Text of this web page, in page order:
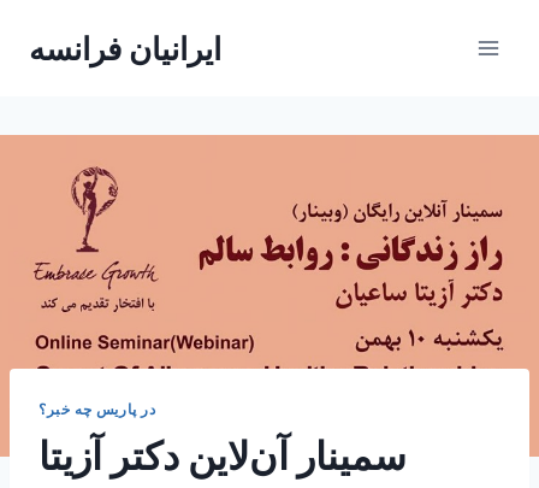
ایرانیان فرانسه
در پاریس چه خبر؟
سمینار آن‌لاین دکتر آزیتا